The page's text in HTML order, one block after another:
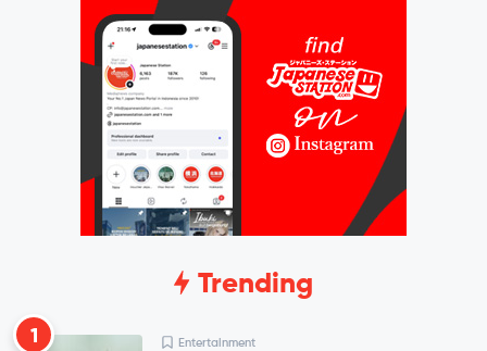
Trending
1 Entertainment